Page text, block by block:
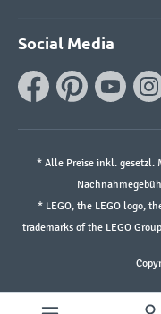
Social Media
* Alle Preise inkl. gesetzl.
* LEGO, the LEGO logo,
trademarks of the LEGO